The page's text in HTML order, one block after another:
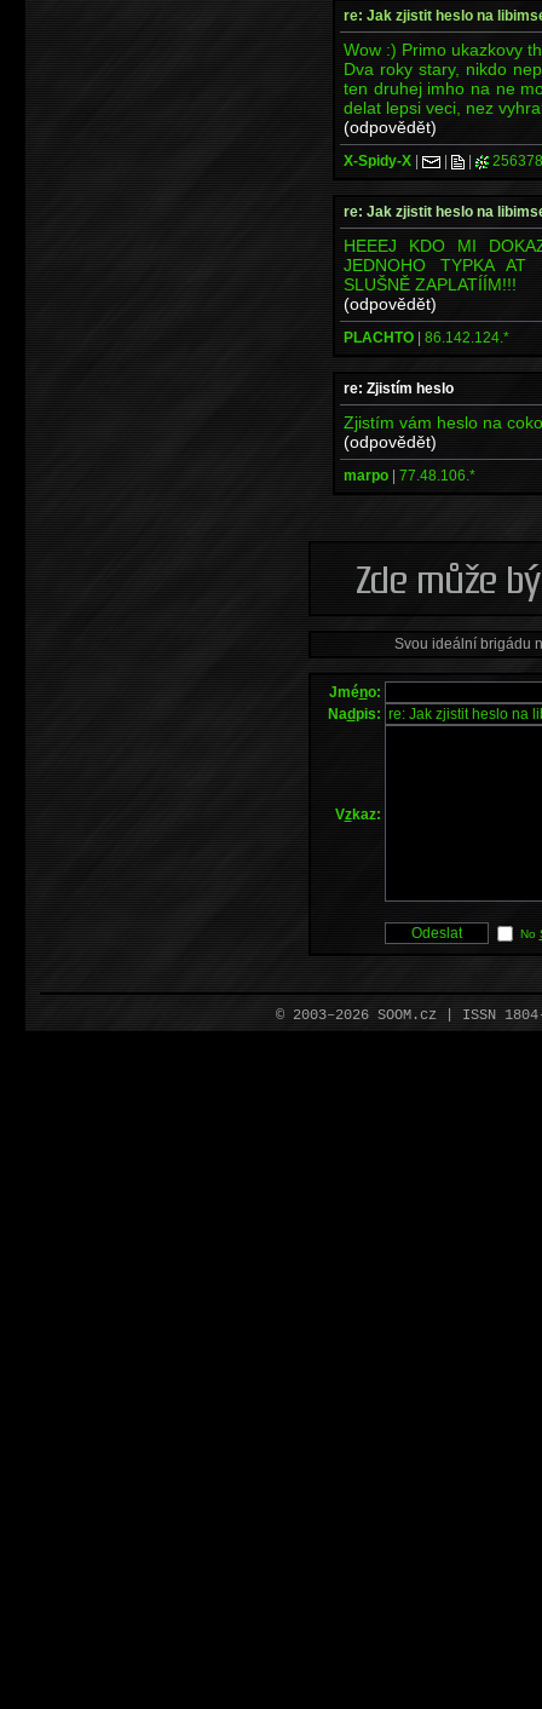
re: Jak zjistit heslo na
Wow :) Primo ukazkovy
Dva roky stary, nikdo
ten druhej imho na ne
delat lepsi veci, nez
(odpovědět)
X-Spidy-X | | |
re: Jak zjistit heslo na
HEEEJ KDO MI
JEDNOHO TYPKA AT
SLUŠNĚ ZAPLATÍÍM!!!
(odpovědět)
PLACHTO | 86.142.124.*
re: Zjistím heslo
Zjistím vám heslo na
(odpovědět)
marpo | 77.48.106.*
Svou ideální brigádu
Jméno:
Nadpis:
Vzkaz:
No
© 2003–2026 SOOM.cz | ISSN